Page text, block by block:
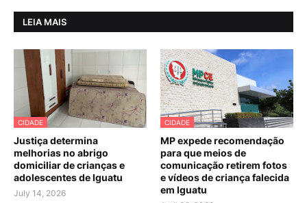
LEIA MAIS
CIDADE
Justiça determina
melhorias no abrigo
domiciliar de crianças e
adolescentes de Iguatu
July 14, 2026
CIDADE
MP expede recomendação
para que meios de
comunicação retirem fotos
e vídeos de criança falecida
em Iguatu